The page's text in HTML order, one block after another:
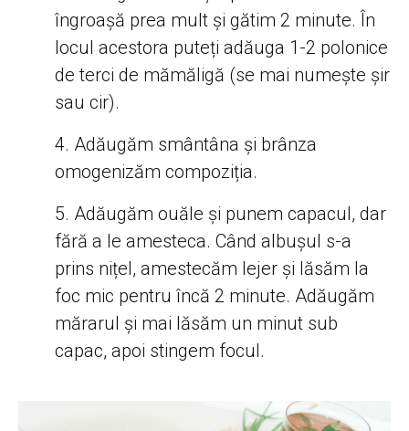
îngroașă prea mult și gătim 2 minute. În
locul acestora puteți adăuga 1-2 polonice
de terci de mămăligă (se mai numește șir
sau cir).
Adăugăm smântâna și brânza
omogenizăm compoziția.
Adăugăm ouăle și punem capacul, dar
fără a le amesteca. Când albușul s-a
prins nițel, amestecăm lejer și lăsăm la
foc mic pentru încă 2 minute. Adăugăm
mărarul și mai lăsăm un minut sub
capac, apoi stingem focul.